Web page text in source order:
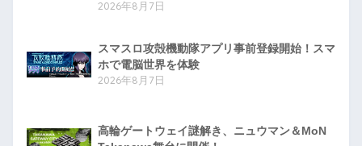
2026年8月7日
スマスロ攻殻機動隊アプリ事前登録開始！スマ
ホで電脳世界を体験
2026年8月7日
高輪ゲートウェイ謎解き、ニュウマン＆MoN